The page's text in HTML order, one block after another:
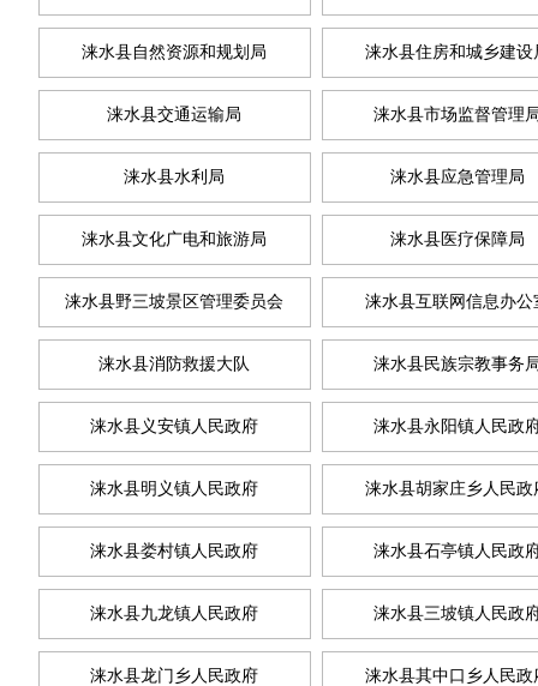
涞水县自然资源和规划局 涞水县住房和城乡建设
涞水县交通运输局 涞水县市场监督管理
涞水县水利局 涞水县应急管理局
涞水县文化广电和旅游局 涞水县医疗保障局
涞水县野三坡景区管理委员会 涞水县互联网信息办公
涞水县消防救援大队 涞水县民族宗教事务
涞水县义安镇人民政府 涞水县永阳镇人民政
涞水县明义镇人民政府 涞水县胡家庄乡人民政
涞水县娄村镇人民政府 涞水县石亭镇人民政
涞水县九龙镇人民政府 涞水县三坡镇人民政
涞水县龙门乡人民政府 涞水县其中口乡人民政